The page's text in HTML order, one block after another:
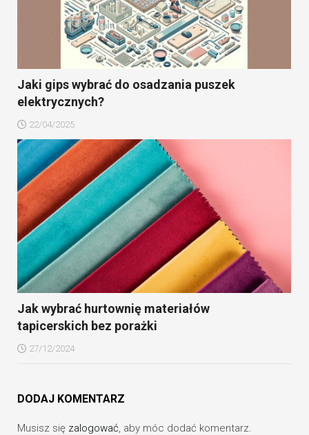
Jaki gips wybrać do osadzania puszek
elektrycznych?
22/04/2025
Jak wybrać hurtownię materiałów
tapicerskich bez porażki
27/12/2024
DODAJ KOMENTARZ
Musisz się zalogować, aby móc dodać komentarz.